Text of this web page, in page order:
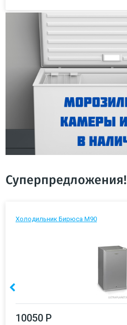
Суперпредложения!
Холодильник Бирюса М90
10050 Р